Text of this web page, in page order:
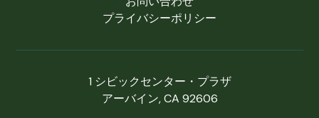
プライバシーポリシー
1 シビックセンター・プラザ
アーバイン, CA 92606